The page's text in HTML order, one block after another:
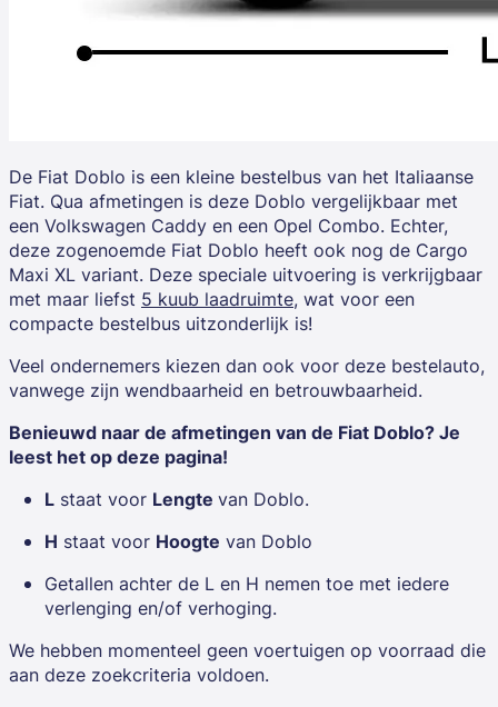
De Fiat Doblo is een kleine bestelbus van het Italiaanse
Fiat. Qua afmetingen is deze Doblo vergelijkbaar met
een Volkswagen Caddy en een Opel Combo. Echter,
deze zogenoemde Fiat Doblo heeft ook nog de Cargo
Maxi XL variant. Deze speciale uitvoering is verkrijgbaar
met maar liefst 5 kuub laadruimte, wat voor een
compacte bestelbus uitzonderlijk is!
Veel ondernemers kiezen dan ook voor deze bestelauto,
vanwege zijn wendbaarheid en betrouwbaarheid.
Benieuwd naar de afmetingen van de Fiat Doblo? Je
leest het op deze pagina!
L staat voor Lengte van Doblo.
H staat voor Hoogte van Doblo
Getallen achter de L en H nemen toe met iedere
verlenging en/of verhoging.
We hebben momenteel geen voertuigen op voorraad die
aan deze zoekcriteria voldoen.